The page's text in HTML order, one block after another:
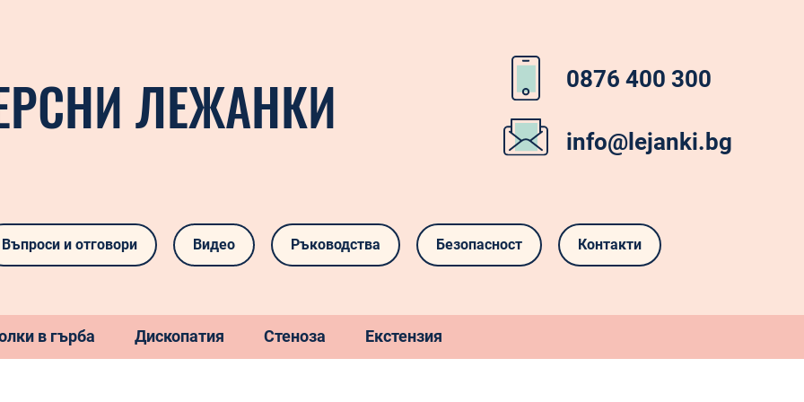
ЛЕЖАНКИ 0876 400 300
info@lejanki.bg
Въпроси и отговори Видео Ръководства Безопасност Контакти
в гърба Дископатия Стеноза Екстензия